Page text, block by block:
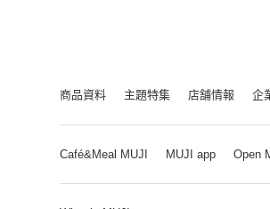
商品資料 主題特集 店舗情報 企
Café&Meal MUJI MUJI app Open